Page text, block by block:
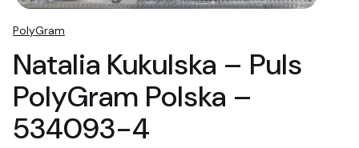
PolyGram
Natalia Kukulska – Puls
PolyGram Polska –
534093-4